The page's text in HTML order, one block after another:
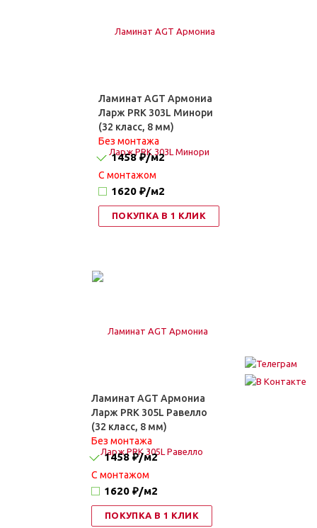
Ламинат AGT Армониа
Ларж PRK 303L Минори
(32 класс, 8 мм)
Без монтажа
1458 ₽/м2
C монтажом
1620 ₽/м2
ПОКУПКА В 1 КЛИК
Ламинат AGT Армониа
Ларж PRK 305L Равелло
(32 класс, 8 мм)
Без монтажа
1458 ₽/м2
C монтажом
1620 ₽/м2
ПОКУПКА В 1 КЛИК